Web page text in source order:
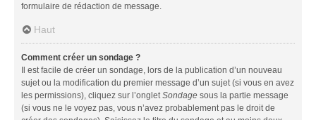
formulaire de rédaction de message.
Haut
Comment créer un sondage ?
Il est facile de créer un sondage, lors de la publication d’un nouveau
sujet ou la modification du premier message d’un sujet (si vous en avez
les permissions), cliquez sur l’ongletSondage sous la partie message
(si vous ne le voyez pas, vous n’avez probablement pas le droit de